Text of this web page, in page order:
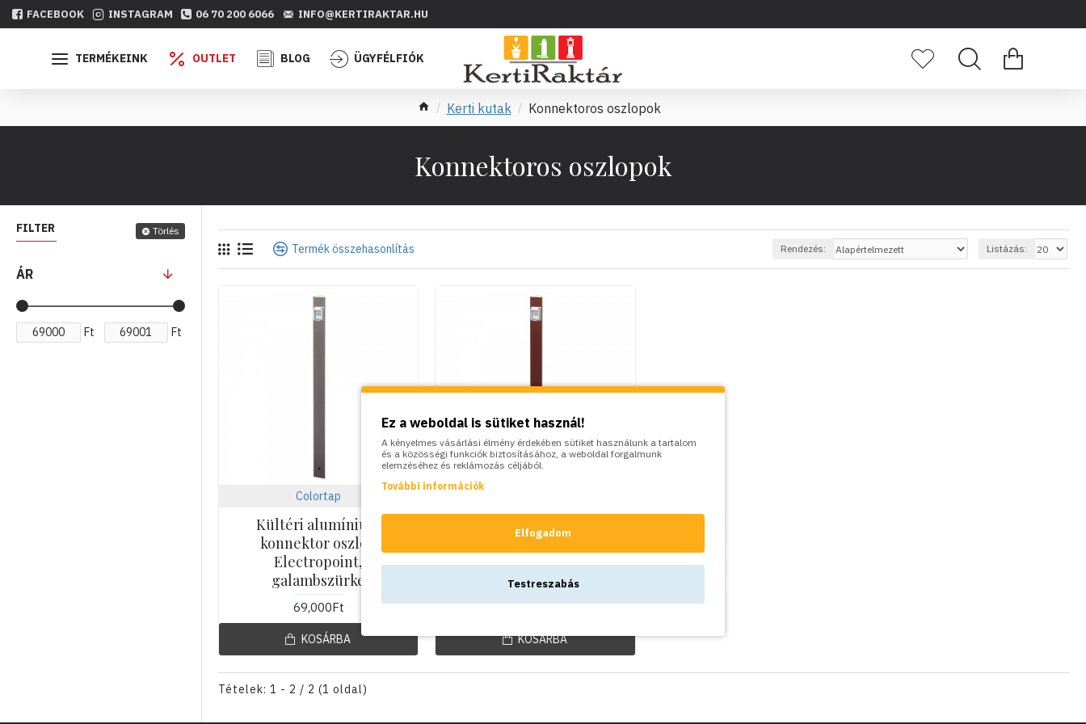
FACEBOOK INSTAGRAM 06 70 200 6066 INFO@KERTIRAKTAR.HU
TERMÉKEINK OUTLET BLOG ÜGYFÉLFIÓK
Kerti kutak Konnektoros oszlopok
Konnektoros oszlopok
FILTER Törlés
ÁR
Ft Ft
Termék összehasonlítás Rendezés: Listázás:
Colortap
Kültéri alumínium
konnektor oszlop
Electropoint,
galambszürke
69,000Ft
KOSÁRBA
Kültéri alumínium
konnektor oszlop
Electropoint, metál bronz
69,000Ft
KOSÁRBA
Tételek: 1 - 2 / 2 (1 oldal)
Ez a weboldal is sütiket használ!
A kényelmes vásárlási élmény érdekében sütiket használunk a tartalom
és a közösségi funkciók biztosításához, a weboldal forgalmunk
elemzéséhez és reklámozás céljából.
További információk
Elfogadom
Testreszabás